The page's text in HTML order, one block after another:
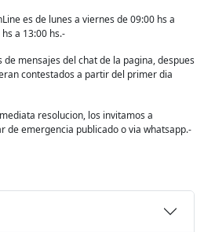
es de lunes a viernes de 09:00 hs a
a 13:00 hs.-
mensajes del chat de la pagina, despues
contestados a partir del primer dia
resolucion, los invitamos a
de emergencia publicado o via whatsapp.-